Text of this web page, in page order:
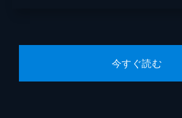
今すぐ読む